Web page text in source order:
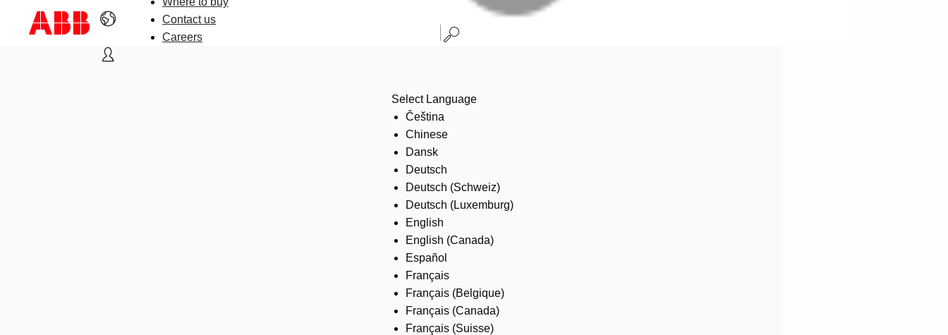
Contact us
Careers
Select Language
Čeština
Chinese
Dansk
Deutsch
Deutsch (Schweiz)
Deutsch (Luxemburg)
English
English (Canada)
Español
Français
Français (Belgique)
Français (Canada)
Français (Suisse)